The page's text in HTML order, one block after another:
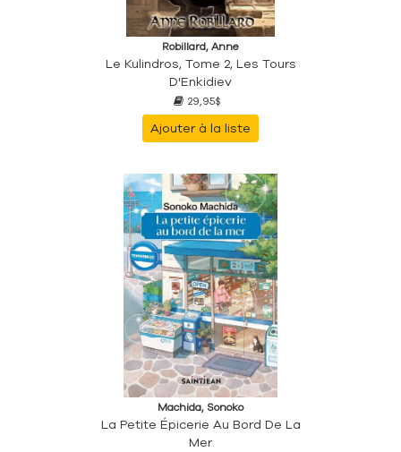
Robillard, Anne
Le Kulindros, Tome 2, Les Tours
D'Enkidiev
29,95$
Ajouter à la liste
Machida, Sonoko
La Petite Épicerie Au Bord De La
Mer